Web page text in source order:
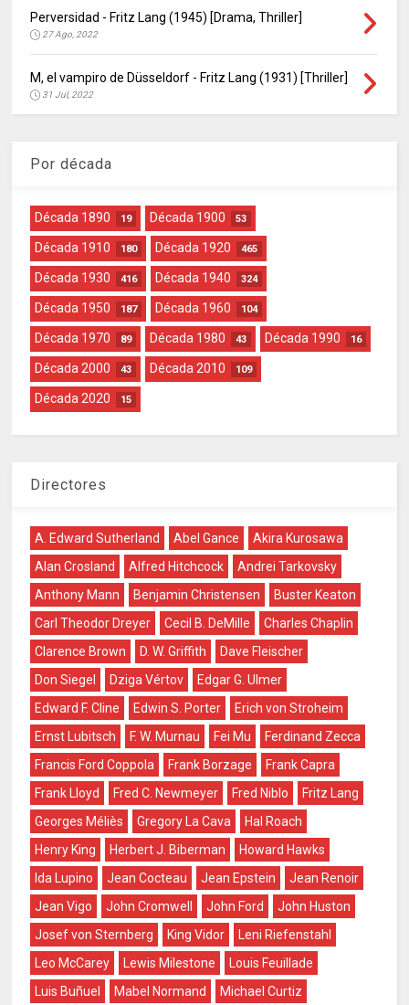
Perversidad - Fritz Lang (1945) [Drama, Thriller]
27 Ago, 2022
M, el vampiro de Düsseldorf - Fritz Lang (1931) [Thriller]
31 Jul, 2022
Por década
Década 1890 19 Década 1900 53
Década 1910 180 Década 1920 465
Década 1930 416 Década 1940 324
Década 1950 187 Década 1960 104
Década 1970 89 Década 1980 43 Década 1990 16
Década 2000 43 Década 2010 109
Década 2020 15
Directores
A. Edward Sutherland Abel Gance
Akira Kurosawa
Alan Crosland
Alfred Hitchcock
Andrei Tarkovsky
Anthony Mann
Benjamin Christensen
Buster Keaton
Carl Theodor Dreyer
Cecil B. DeMille
Charles Chaplin
Clarence Brown
D. W. Griffith
Dave Fleischer
Don Siegel
Dziga Vértov
Edgar G. Ulmer
Edward F. Cline
Edwin S. Porter
Erich von Stroheim
Ernst Lubitsch
F. W. Murnau Fei Mu
Ferdinand Zecca
Francis Ford Coppola
Frank Borzage
Frank Capra
Frank Lloyd
Fred C. Newmeyer Fred Niblo
Fritz Lang
Georges Méliès
Gregory La Cava
Hal Roach
Henry King
Herbert J. Biberman
Howard Hawks
Ida Lupino
Jean Cocteau Jean Epstein
Jean Renoir
Jean Vigo
John Cromwell John Ford
John Huston
Josef von Sternberg
King Vidor
Leni Riefenstahl
Leo McCarey
Lewis Milestone
Louis Feuillade
Luis Buñuel
Mabel Normand
Michael Curtiz